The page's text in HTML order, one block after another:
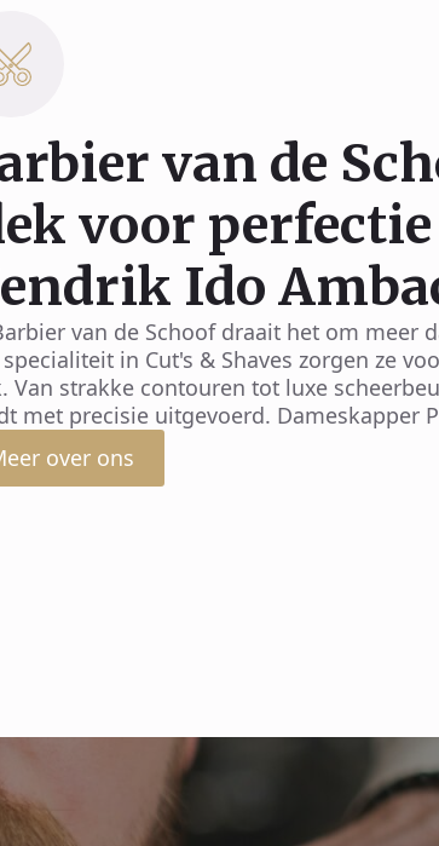
van de
voor
Ido
van de Schoof draait het om meer
in Cut's & Shaves zorgen ze
Van strakke contouren tot luxe
met precisie uitgevoerd. Dameskapper
over ons